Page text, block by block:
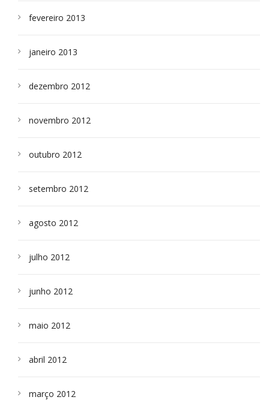
fevereiro 2013
janeiro 2013
dezembro 2012
novembro 2012
outubro 2012
setembro 2012
agosto 2012
julho 2012
junho 2012
maio 2012
abril 2012
março 2012